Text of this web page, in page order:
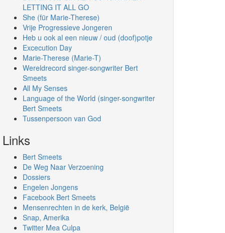
LETTING IT ALL GO
She (für Marie-Therese)
Vrije Progressieve Jongeren
Heb u ook al een nieuw / oud (doof)potje
Excecution Day
Marie-Therese (Marie-T)
Wereldrecord singer-songwriter Bert
Smeets
All My Senses
Language of the World (singer-songwriter
Bert Smeets
Tussenpersoon van God
Links
Bert Smeets
De Weg Naar Verzoening
Dossiers
Engelen Jongens
Facebook Bert Smeets
Mensenrechten in de kerk, België
Snap, Amerika
Twitter Mea Culpa